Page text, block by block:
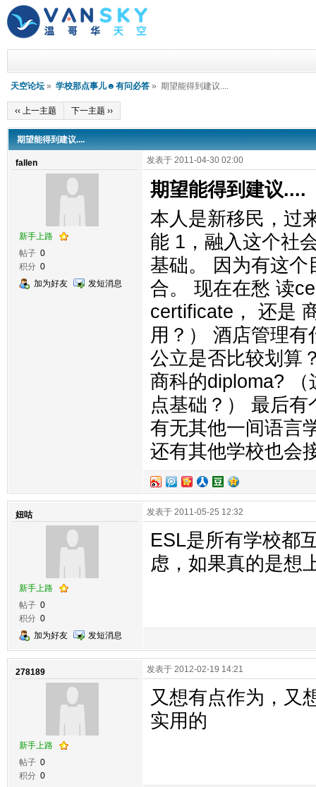
天空论坛 » 学校那点事儿☻有问必答 » 期望能得到建议....
‹‹ 上一主题 下一主题 ››
期望能得到建议....
fallen
新手上路
帖子 0
积分 0
加为好友
发短消息
发表于 2011-04-30 02:00
期望能得到建议....
本人是新移民，过
能 1，融入这个社
基础。 因为有这个
合。 现在在愁 读
certificate， 还是
用？） 酒店管理
公立是否比较划算
商科的diploma?
点基础？） 最后
有无其他一间语言
还有其他学校也会
妞咕
新手上路
帖子 0
积分 0
加为好友
发短消息
发表于 2011-05-25 12:32
ESL是所有学校都
虑，如果真的是想
278189
新手上路
帖子 0
积分 0
发表于 2012-02-19 14:21
又想有点作为，又
实用的